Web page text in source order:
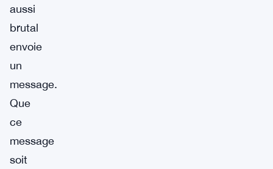
aussi
brutal
envoie
un
message.
Que
ce
message
soit